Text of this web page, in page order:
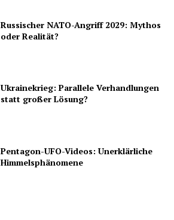
Russischer NATO-Angriff 2029: Mythos
oder Realität?
Ukrainekrieg: Parallele Verhandlungen
statt großer Lösung?
Pentagon-UFO-Videos: Unerklärliche
Himmelsphänomene